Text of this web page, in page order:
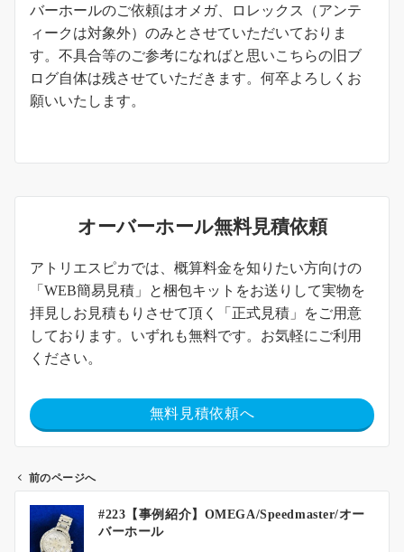
バーホールのご依頼はオメガ、ロレックス（アンテ
ィークは対象外）のみとさせていただいておりま
す。不具合等のご参考になればと思いこちらの旧ブ
ログ自体は残させていただきます。何卒よろしくお
願いいたします。
オーバーホール無料見積依頼
アトリエスピカでは、概算料金を知りたい方向けの
「WEB簡易見積」と梱包キットをお送りして実物を
拝見しお見積もりさせて頂く「正式見積」をご用意
しております。いずれも無料です。お気軽にご利用
ください。
無料見積依頼へ
前のページへ
#223【事例紹介】OMEGA/Speedmaster/オー
バーホール